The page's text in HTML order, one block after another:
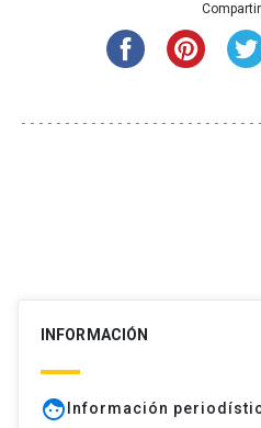
INFORMACIÓN
face Información